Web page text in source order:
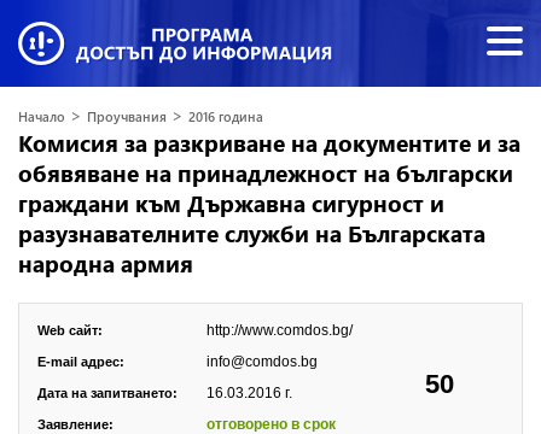
Начало > Проучвания > 2016 година
Комисия за разкриване на документите и за
обявяване на принадлежност на български
граждани към Държавна сигурност и
разузнавателните служби на Българската
народна армия
50
Web сайт: http://www.comdos.bg/
E-mail адрес: info@comdos.bg
Дата на запитването: 16.03.2016 г.
Заявление: отговорено в срок